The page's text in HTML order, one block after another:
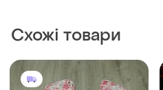
Схожі товари